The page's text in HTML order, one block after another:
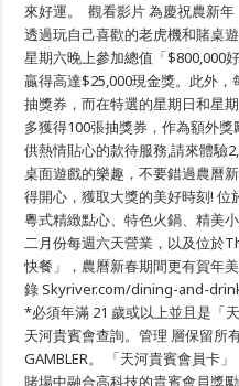
來好運。 觀看影片 為慶祝農新
透過玩自己喜歡的老虎機和賭桌
星期六晚上參加總值「$800,000
贏得高達$25,000現金獎。此外
抽獎券，而在特選的星期日和星
多獲得100張抽獎券，作為額外
供熱情貼心的款待服務,請來體驗
桌面遊戲的樂趣，不要錯過農曆
得開心，獲取大獎的美好時刻!
粵式精緻點心、特色火鍋、精美
二月份每週六天營業，以及位於
快餐」，農曆新春期間更有賀年
錄 Skyriver.com/dining-and-
*必須年滿 21 歲或以上並且是「
天河貴賓會查詢。管理 層保留所
GAMBLER。 「天河貴賓會員卡
賭場中融合高科技的貴賓會員獎